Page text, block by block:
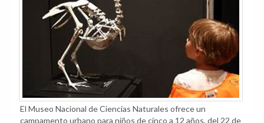
El Museo Nacional de Ciencias Naturales ofrece un
campamento urbano para niños de cinco a 12 años, del 22 de